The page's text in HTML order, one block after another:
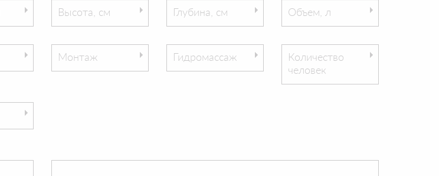
Высота, см Глубина, см Объем, л
Монтаж Гидромассаж
Количество
человек